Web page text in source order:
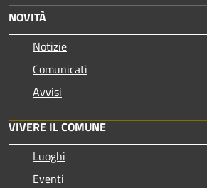
NOVITÀ
Notizie
Comunicati
Avvisi
VIVERE IL COMUNE
Luoghi
Eventi